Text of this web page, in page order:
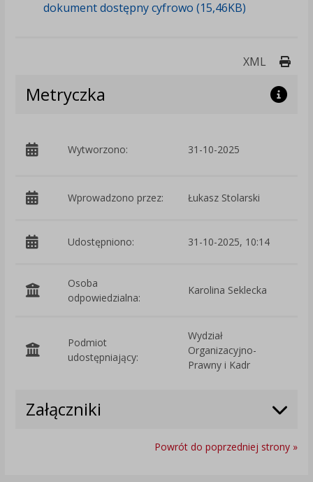
dokument dostępny cyfrowo (15,46KB)
XML
Metryczka
Wytworzono: 31-10-2025
Wprowadzono przez: Łukasz Stolarski
Udostępniono: 31-10-2025, 10:14
Osoba
odpowiedzialna:
Karolina Seklecka
Podmiot
udostępniający:
Wydział
Organizacyjno-
Prawny i Kadr
Załączniki
Powrót do poprzedniej strony »